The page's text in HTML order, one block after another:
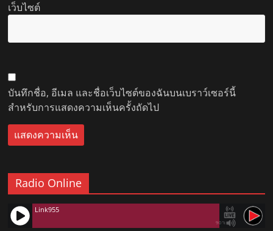
เว็บไซต์
บันทึกชื่อ, อีเมล และชื่อเว็บไซต์ของฉันบนเบราว์เซอร์นี้
สำหรับการแสดงความเห็นครั้งถัดไป
Radio Online
90%
Link955